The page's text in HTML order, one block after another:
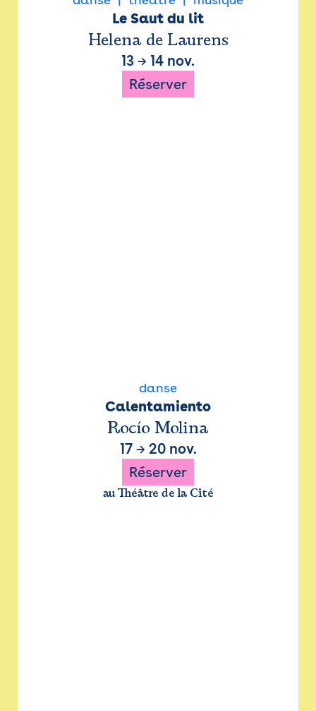
Le Saut du lit
Helena de Laurens
13 → 14 nov.
Réserver
danse
Calentamiento
Rocío Molina
17→ 20 nov.
Réserver
au Théâtre de la Cité